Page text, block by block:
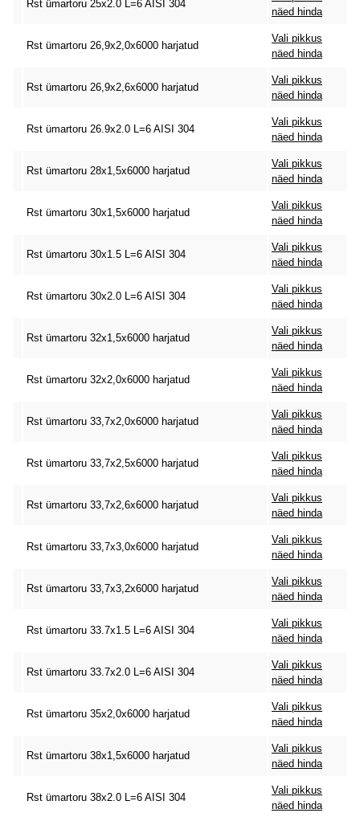
Rst ümartoru 25x2.0 L=6 AISI 304
näed hinda
Rst ümartoru 26,9x2,0x6000 harjatud
Vali pikkus
näed hinda
Rst ümartoru 26,9x2,6x6000 harjatud
Vali pikkus
näed hinda
Rst ümartoru 26.9x2.0 L=6 AISI 304
Vali pikkus
näed hinda
Rst ümartoru 28x1,5x6000 harjatud
Vali pikkus
näed hinda
Rst ümartoru 30x1,5x6000 harjatud
Vali pikkus
näed hinda
Rst ümartoru 30x1.5 L=6 AISI 304
Vali pikkus
näed hinda
Rst ümartoru 30x2.0 L=6 AISI 304
Vali pikkus
näed hinda
Rst ümartoru 32x1,5x6000 harjatud
Vali pikkus
näed hinda
Rst ümartoru 32x2,0x6000 harjatud
Vali pikkus
näed hinda
Rst ümartoru 33,7x2,0x6000 harjatud
Vali pikkus
näed hinda
Rst ümartoru 33,7x2,5x6000 harjatud
Vali pikkus
näed hinda
Rst ümartoru 33,7x2,6x6000 harjatud
Vali pikkus
näed hinda
Rst ümartoru 33,7x3,0x6000 harjatud
Vali pikkus
näed hinda
Rst ümartoru 33,7x3,2x6000 harjatud
Vali pikkus
näed hinda
Rst ümartoru 33.7x1.5 L=6 AISI 304
Vali pikkus
näed hinda
Rst ümartoru 33.7x2.0 L=6 AISI 304
Vali pikkus
näed hinda
Rst ümartoru 35x2,0x6000 harjatud
Vali pikkus
näed hinda
Rst ümartoru 38x1,5x6000 harjatud
Vali pikkus
näed hinda
Rst ümartoru 38x2.0 L=6 AISI 304
Vali pikkus
näed hinda